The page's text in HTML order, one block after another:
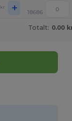
kr + 18686
Totalt: 0.00